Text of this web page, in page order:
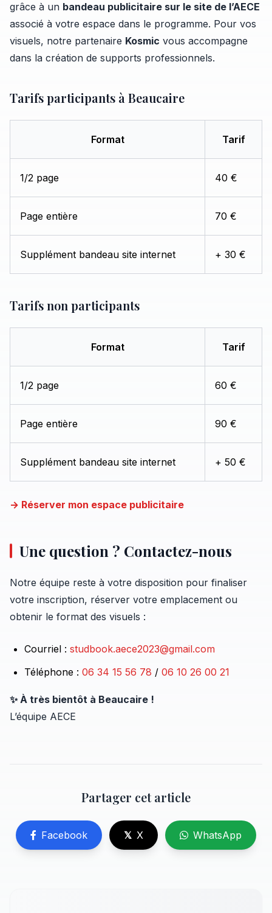
grâce à un bandeau publicitaire sur le site de l’AECE
associé à votre espace dans le programme. Pour vos
visuels, notre partenaire Kosmic vous accompagne
dans la création de supports professionnels.
Tarifs participants à Beaucaire
Format Tarif
1/2 page 40 €
Page entière 70 €
Supplément bandeau site internet + 30 €
Tarifs non participants
Format Tarif
1/2 page 60 €
Page entière 90 €
Supplément bandeau site internet + 50 €
→ Réserver mon espace publicitaire
Une question ? Contactez-nous
Notre équipe reste à votre disposition pour finaliser
votre inscription, réserver votre emplacement ou
obtenir le format des visuels :
Courriel : studbook.aece2023@gmail.com
Téléphone : 06 34 15 56 78 / 06 10 26 00 21
✨ À très bientôt à Beaucaire !
L’équipe AECE
Partager cet article
Facebook 𝕏 X WhatsApp